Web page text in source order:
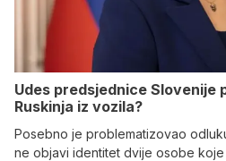
Udes predsjednice Slovenije
Ruskinja iz vozila?
Posebno je problematizovao
ne objavi identitet dvije osobe